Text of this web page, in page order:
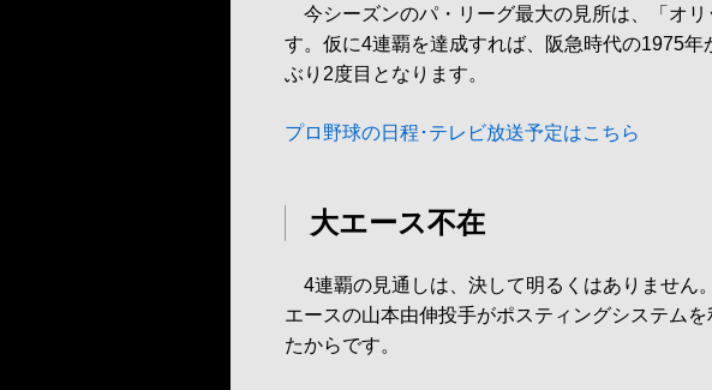
今シーズンのパ・リーグ最大の見所は、「オ
す。仮に4連覇を達成すれば、阪急時代の1975
ぶり2度目となります。
プロ野球の日程･テレビ放送予定はこちら
大エース不在
4連覇の見通しは、決して明るくはありません
エースの山本由伸投手がポスティングシステム
たからです。